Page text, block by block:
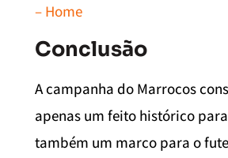
– Home
Conclusão
A campanha do Marrocos
apenas um feito histórico
também um marco para o